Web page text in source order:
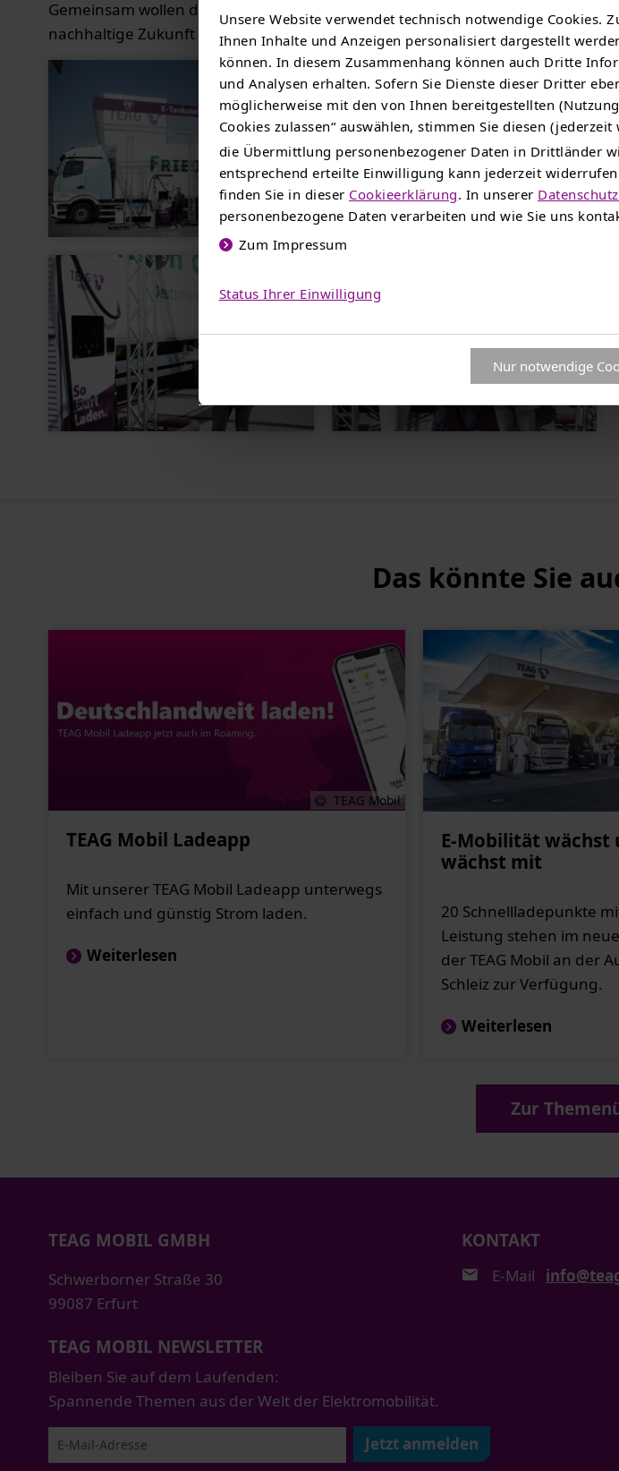
Unsere Website verwendet technisch notwendige Cookies.
Ihnen Inhalte und Anzeigen personalisiert dargestellt
können. In diesem Zusammenhang können auch Dritte
und Analysen erhalten. Sofern Sie Dienste dieser Dritter
möglicherweise mit den von Ihnen bereitgestellten
Cookies zulassen“ auswählen, stimmen Sie diesen
die Übermittlung personenbezogener Daten in Drittländer
entsprechend erteilte Einwilligung kann jederzeit
finden Sie in dieser Cookieerklärung. In unserer
personenbezogene Daten verarbeiten und wie Sie uns
Zum Impressum
Status Ihrer Einwilligung
Nur notwendige
Gemeinsam wollen die Partner die Elektromobilität im Schwerlastverkehr
nachhaltige Zukunft und starke regionale Kooperationen.
Das könnte Sie
TEAG Mobil
TEAG Mobil Ladeapp
Mit unserer TEAG Mobil Ladeapp unterwegs
einfach und günstig Strom laden.
Weiterlesen
E-Mobilität wächst
wächst mit
20 Schnellladepunkte
Leistung stehen im
der TEAG Mobil an der
Schleiz zur Verfügung.
Weiterlesen
Zur
TEAG MOBIL GMBH
Schwerborner Straße 30
99087 Erfurt
KONTAKT
E-Mail
TEAG MOBIL NEWSLETTER
Bleiben Sie auf dem Laufenden:
Spannende Themen aus der Welt der Elektromobilität.
Jetzt anmelden